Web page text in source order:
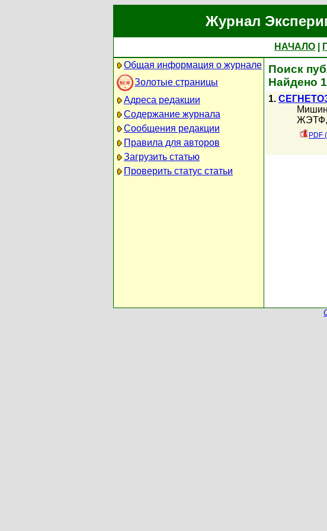
Журнал
НАЧАЛО
Общая информация о журнале
Золотые страницы
Адреса редакции
Содержание журнала
Сообщения редакции
Правила для авторов
Загрузить статью
Проверить статус статьи
Поиск
Найдено 1
1.
ЖЭТФ,
PDF